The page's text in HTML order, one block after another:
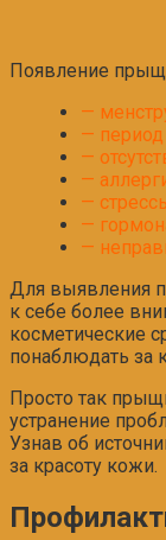
Появление
—
— период
—
—
—
—
—
Для выявления
к себе более
косметические
понаблюдать за
Просто так
устранение
Узнав об
за красоту кожи.